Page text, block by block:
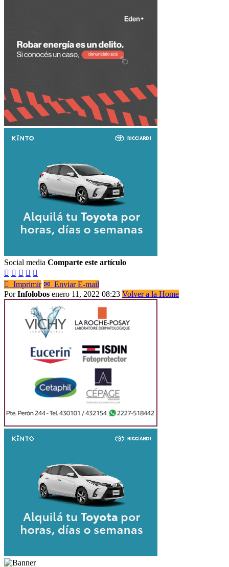
Social media Comparte este artículo
    
 Imprimir ✉ Enviar E-mail
PorInfolobos enero 11, 2022 08:23 Volver a la Home